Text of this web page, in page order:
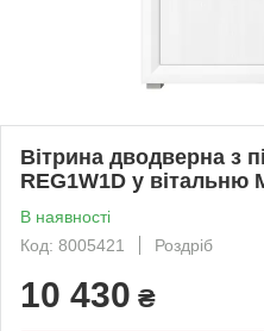
Вітрина дводверна з
REG1W1D у вітальню
В наявності
Код: 8005421
Роздріб
10 430 ₴